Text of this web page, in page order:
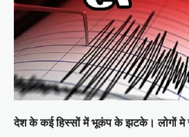
देश के कई हिस्सों में भूकंप के झटके। लोगों मे